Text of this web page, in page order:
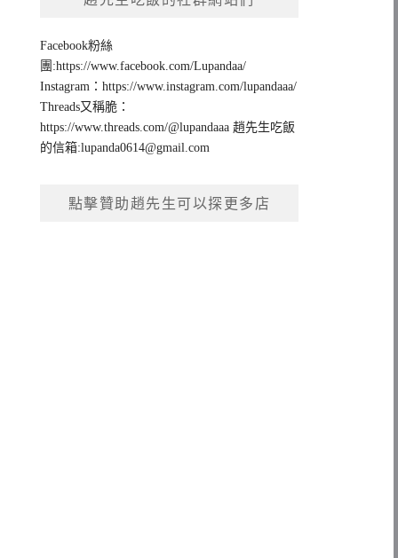
Facebook粉絲
團:https://www.facebook.com/Lupandaa/
Instagram：https://www.instagram.com/lupandaaa/
Threads又稱脆：
https://www.threads.com/@lupandaaa 趙先生吃飯
的信箱:lupanda0614@gmail.com
點擊贊助趙先生可以探更多店